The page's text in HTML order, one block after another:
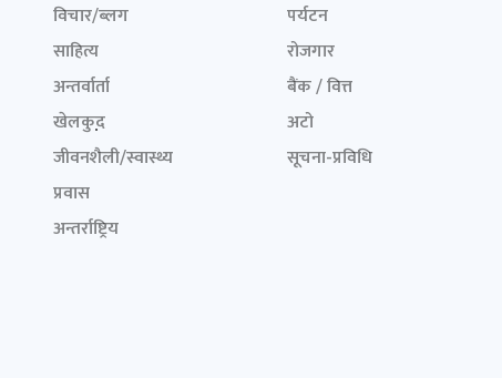
विचार/ब्लग
साहित्य
अन्तर्वार्ता
खेलकुद़़
जीवनशैली/स्वास्थ्य
प्रवास
अन्तर्राष्ट्रिय
पर्यटन
रोजगार
बैंक / वित्त
अटो
सूचना-प्रविधि